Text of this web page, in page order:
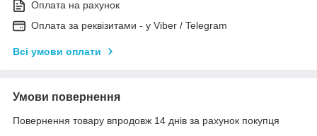
Оплата на рахунок
Оплата за реквізитами - у Viber / Telegram
Всі умови оплати
Умови повернення
Повернення товару впродовж 14 днів за рахунок покупця